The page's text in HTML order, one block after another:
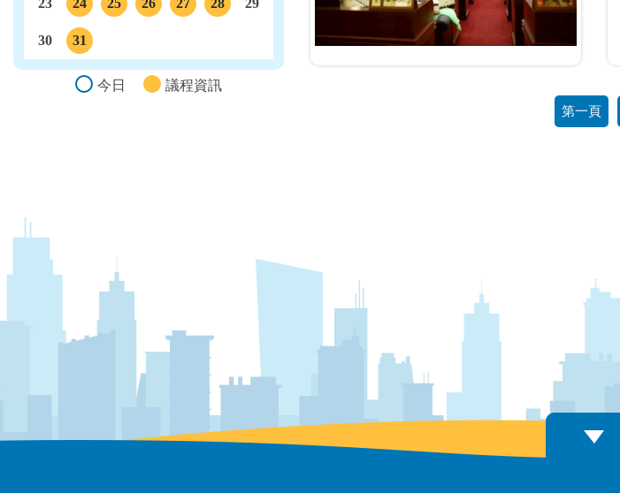
23
24
議程
25
26
27
28
29
30
31
今日
議程資訊
第一頁